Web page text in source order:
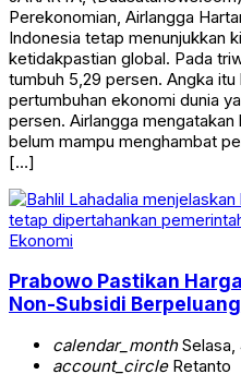
Perekonomian, Airlangga
Indonesia tetap menunjukkan
ketidakpastian global. Pada
tumbuh 5,29 persen. Angka
pertumbuhan ekonomi dunia
persen. Airlangga
belum mampu menghambat
[…]
Ekonomi
Prabowo Pastikan
Non-Subsidi
calendar_monthSelasa,
account_circleRetanto